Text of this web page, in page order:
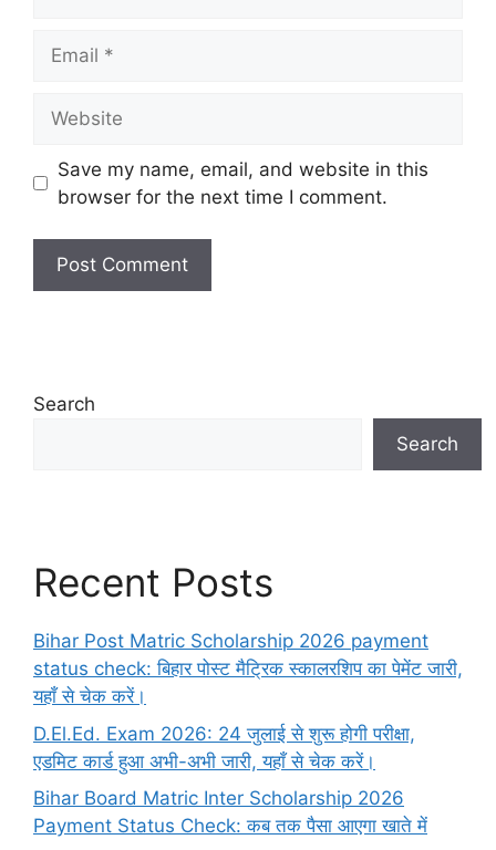
Save my name, email, and website in this
browser for the next time I comment.
Search
Search
Recent Posts
Bihar Post Matric Scholarship 2026 payment
status check: बिहार पोस्ट मैट्रिक स्कालरशिप का पेमेंट जारी,
यहाँ से चेक करें।
D.El.Ed. Exam 2026: 24 जुलाई से शुरू होगी परीक्षा,
एडमिट कार्ड हुआ अभी-अभी जारी, यहाँ से चेक करें।
Bihar Board Matric Inter Scholarship 2026
Payment Status Check: कब तक पैसा आएगा खाते में